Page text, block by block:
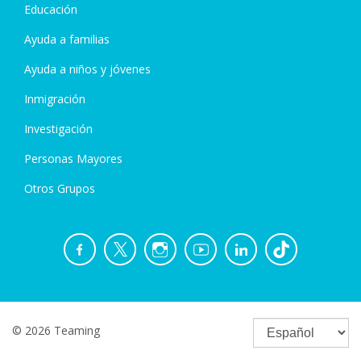
Educación
Ayuda a familias
Ayuda a niños y jóvenes
Inmigración
Investigación
Personas Mayores
Otros Grupos
© 2026 Teaming